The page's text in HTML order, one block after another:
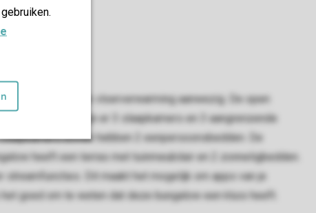
Hier is ook vloerverwarming aanwezig. De open
In totaal zijn er 3 slaapkamers en 3 aangrenzende
boven hebben 2 eenpersoonsbedden. De
heeft een terras met tuinmeubilair en 2 zonneligbedden.
Dit maakt het mogelijk om apps van je
goed om te weten dat deze bungalow een kluis heeft.